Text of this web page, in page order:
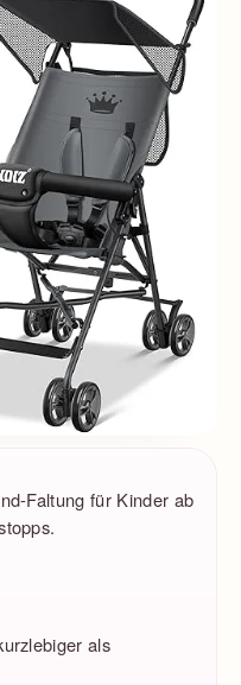
Faltung für Kinder ab
als